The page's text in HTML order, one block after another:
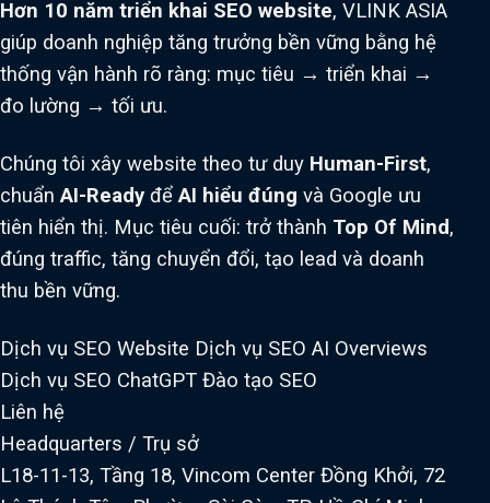
Hơn 10 năm triển khai SEO website, VLINK ASIA
giúp doanh nghiệp tăng trưởng bền vững bằng hệ
thống vận hành rõ ràng: mục tiêu → triển khai →
đo lường → tối ưu.
Chúng tôi xây website theo tư duy Human-First,
chuẩnAI-Ready đểAI hiểu đúng và Google ưu
tiên hiển thị. Mục tiêu cuối: trở thành Top Of Mind,
đúng traffic, tăng chuyển đổi, tạo lead và doanh
thu bền vững.
Dịch vụ SEO Website Dịch vụ SEO AI Overviews
Dịch vụ SEO ChatGPT Đào tạo SEO
Liên hệ
Headquarters / Trụ sở
L18-11-13, Tầng 18, Vincom Center Đồng Khởi, 72